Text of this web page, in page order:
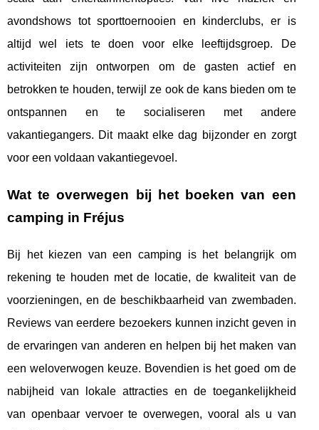
avondshows tot sporttoernooien en kinderclubs, er is
altijd wel iets te doen voor elke leeftijdsgroep. De
activiteiten zijn ontworpen om de gasten actief en
betrokken te houden, terwijl ze ook de kans bieden om te
ontspannen en te socialiseren met andere
vakantiegangers. Dit maakt elke dag bijzonder en zorgt
voor een voldaan vakantiegevoel.
Wat te overwegen bij het boeken van een
camping in Fréjus
Bij het kiezen van een camping is het belangrijk om
rekening te houden met de locatie, de kwaliteit van de
voorzieningen, en de beschikbaarheid van zwembaden.
Reviews van eerdere bezoekers kunnen inzicht geven in
de ervaringen van anderen en helpen bij het maken van
een weloverwogen keuze. Bovendien is het goed om de
nabijheid van lokale attracties en de toegankelijkheid
van openbaar vervoer te overwegen, vooral als u van